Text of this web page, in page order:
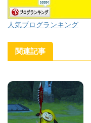
人気ブログランキング
関連記事